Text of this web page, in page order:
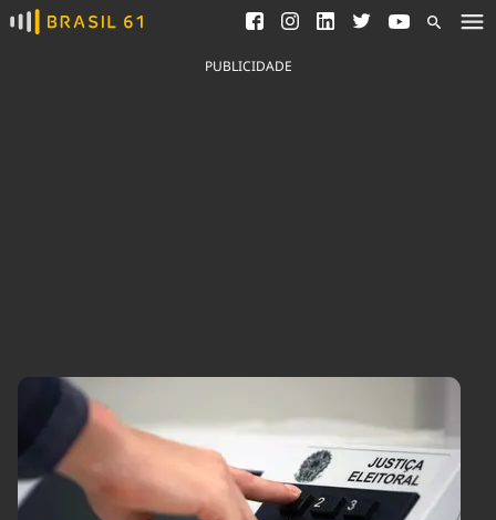
Ver todas as notícias
Saneamento
Indicadores
Agronegócios
Brasil Mineral
Ciência &
Tecnologia
Cultura
Economia
Educação
Infraestrutura
Podcast
Política
Saúde
Tempo
PUBLICIDADE